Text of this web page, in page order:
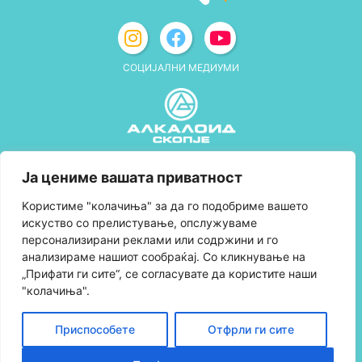
Ја цениме вашата приватност
Kористиме "колачиња" за да го подобриме вашето
искуство со прелистување, опслужуваме
персонализирани реклами или содржини и го
анализираме нашиот сообраќај. Со кликнување на
„Прифати ги сите“, се согласувате да користите наши
"колачиња".
Приспособете Отфрли ги сите
СОЦИЈАЛНИ МЕДИУМИ
Правила и услови за користење
Политика за колачиња
Правила за учество во програмата за
лојалност и политика за собирање поени
Контактирајте нè